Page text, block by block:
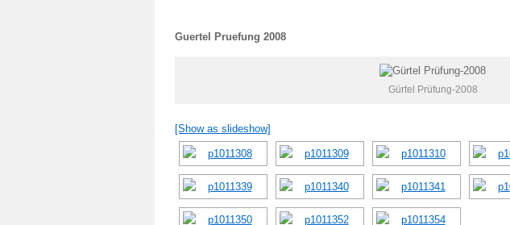
Guertel Pruefung 2008
Gürtel Prüfung-2008
[Show as slideshow]